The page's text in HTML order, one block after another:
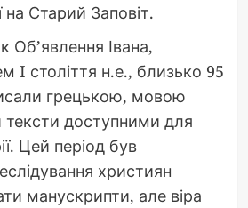
на Старий Заповіт.
Об’явлення Івана,
I століття н.е., близько 95
грецькою, мовою
тексти доступними для
Цей період був
християн
манускрипти, але віра